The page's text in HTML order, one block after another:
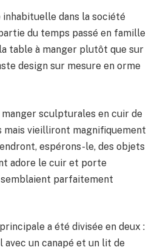
dans la société
du temps passé en famille
table à manger plutôt que sur
design sur mesure en orme
manger sculpturales en cuir de
mais vieilliront magnifiquement
espérons-le, des objets
adore le cuir et porte
semblaient parfaitement
a été divisée en deux :
avec un canapé et un lit de